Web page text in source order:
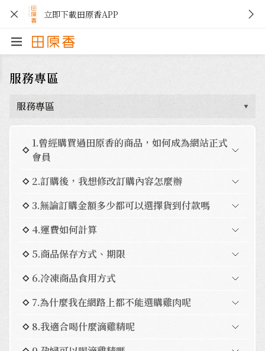
立即下載田原香APP
服務專區
服務專區
1.曾經購買過田原香的商品，如何成為網站正式
會員
2.訂購後，我想修改訂購內容怎麼辦
3.無論訂購金額多少都可以選擇貨到付款嗎
4.運費如何計算
5.商品保存方式、期限
6.冷凍商品食用方式
7.為什麼我在網路上都不能選購雞肉呢
8.我適合喝什麼滴雞精呢